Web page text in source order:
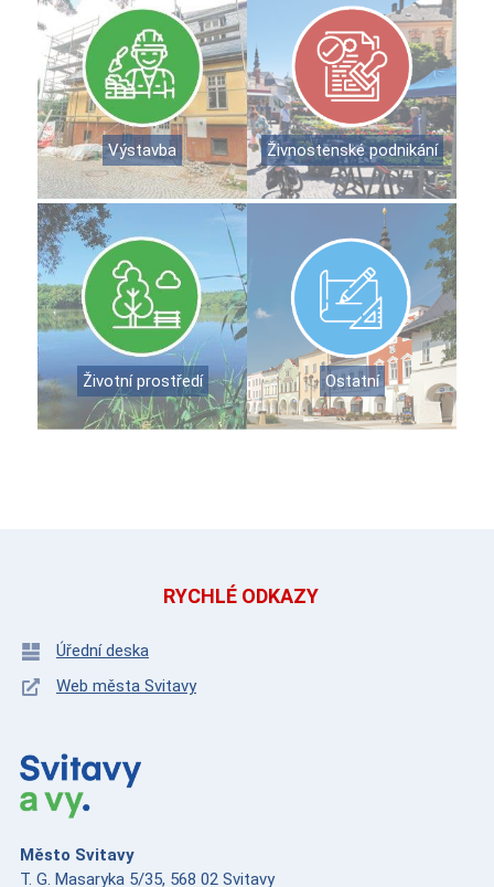
Výstavba Živnostenské podnikání
Životní prostředí Ostatní
RYCHLÉ ODKAZY
Úřední deska
Web města Svitavy
Město Svitavy
T. G. Masaryka 5/35, 568 02 Svitavy